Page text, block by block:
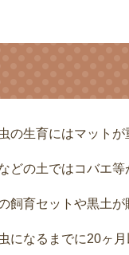
の生育にはマットが
どの土ではコバエ等
飼育セットや黒土
になるまでに20ヶ